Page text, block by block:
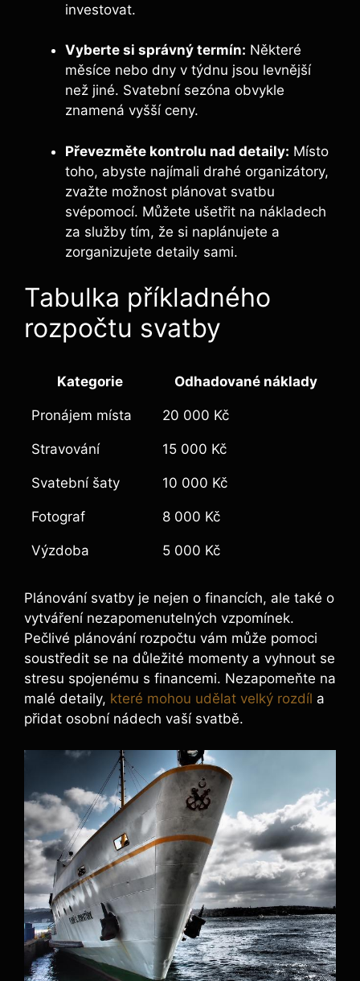
investovat.
Vyberte si správný termín: Některé
měsíce nebo dny v týdnu jsou levnější
než jiné. Svatební sezóna obvykle
znamená vyšší ceny.
Převezměte kontrolu nad detaily: Místo
toho, abyste najímali drahé organizátory,
zvažte možnost plánovat svatbu
svépomocí. Můžete ušetřit na nákladech
za služby tím, že si naplánujete a
zorganizujete detaily sami.
Tabulka příkladného
rozpočtu svatby
Kategorie Odhadované náklady
Pronájem místa 20 000 Kč
Stravování 15 000 Kč
Svatební šaty 10 000 Kč
Fotograf 8 000 Kč
Výzdoba 5 000 Kč
Plánování svatby je nejen o financích, ale také o
vytváření nezapomenutelných vzpomínek.
Pečlivé plánování rozpočtu vám může pomoci
soustředit se na důležité momenty a vyhnout se
stresu spojenému s financemi. Nezapomeňte na
malé detaily, které mohou udělat velký rozdíl a
přidat osobní nádech vaší svatbě.